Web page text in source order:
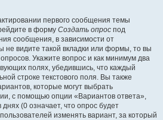
первого сообщения темы
в форму Создать опрос под
сообщения, в зависимости от
не видите такой вкладки или формы, то вы
Укажите вопрос и как минимум два
полях, убедившись, что каждый
строке текстового поля. Вы также
которые могут выбрать
с помощью опции «Вариантов ответа»,
(0 означает, что опрос будет
изменять вариант, за который